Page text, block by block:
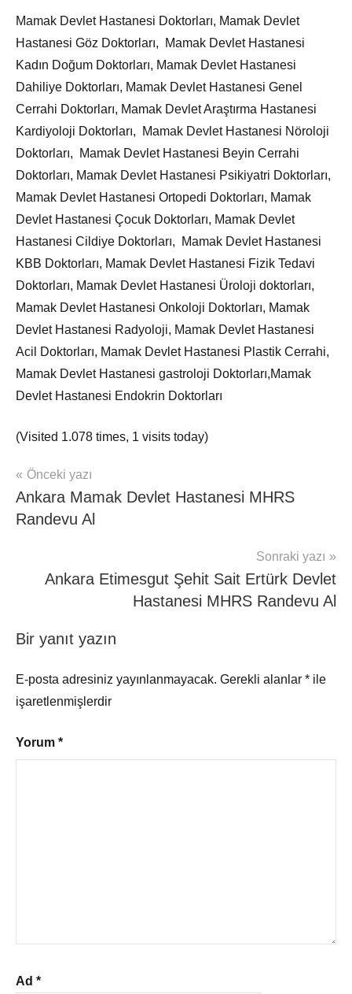
Mamak Devlet Hastanesi Doktorları, Mamak Devlet
Hastanesi Göz Doktorları, Mamak Devlet Hastanesi
Kadın Doğum Doktorları, Mamak Devlet Hastanesi
Dahiliye Doktorları, Mamak Devlet Hastanesi Genel
Cerrahi Doktorları, Mamak Devlet Araştırma Hastanesi
Kardiyoloji Doktorları, Mamak Devlet Hastanesi Nöroloji
Doktorları, Mamak Devlet Hastanesi Beyin Cerrahi
Doktorları, Mamak Devlet Hastanesi Psikiyatri Doktorları,
Mamak Devlet Hastanesi Ortopedi Doktorları, Mamak
Devlet Hastanesi Çocuk Doktorları, Mamak Devlet
Hastanesi Cildiye Doktorları, Mamak Devlet Hastanesi
KBB Doktorları, Mamak Devlet Hastanesi Fizik Tedavi
Doktorları, Mamak Devlet Hastanesi Üroloji doktorları,
Mamak Devlet Hastanesi Onkoloji Doktorları, Mamak
Devlet Hastanesi Radyoloji, Mamak Devlet Hastanesi
Acil Doktorları, Mamak Devlet Hastanesi Plastik Cerrahi,
Mamak Devlet Hastanesi gastroloji Doktorları,Mamak
Devlet Hastanesi Endokrin Doktorları
(Visited 1.078 times, 1 visits today)
mhrs
Yazı
gezinmesi
Önceki yazı
Ankara Mamak Devlet Hastanesi MHRS
Randevu Al
Sonraki yazı
Ankara Etimesgut Şehit Sait Ertürk Devlet
Hastanesi MHRS Randevu Al
Bir yanıt yazın
E-posta adresiniz yayınlanmayacak. Gerekli alanlar * ile
işaretlenmişlerdir
Yorum *
Ad *